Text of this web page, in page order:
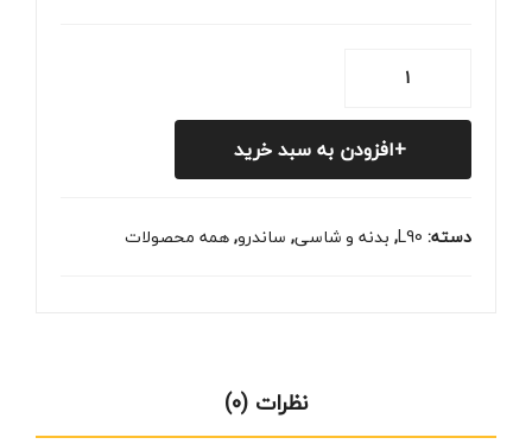
درب
ساندرو
افزودن به سبد خرید
دسته: L90
, بدنه و شاسی, ساندرو,همه محصولات
نظرات (0)